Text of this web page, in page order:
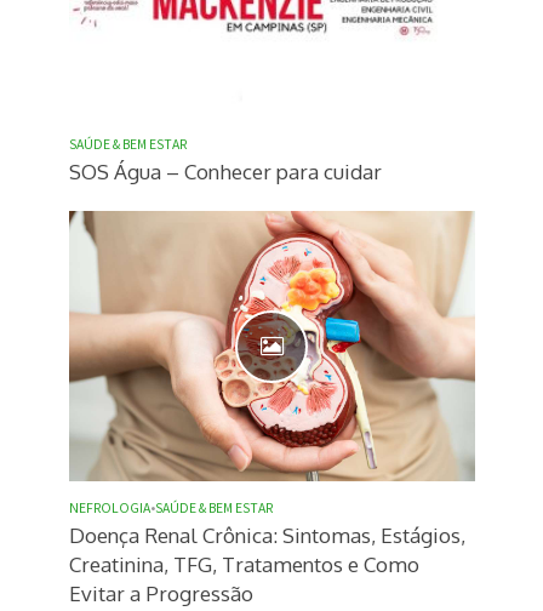
SAÚDE & BEM ESTAR
SOS Água – Conhecer para cuidar
NEFROLOGIA•SAÚDE & BEM ESTAR
Doença Renal Crônica: Sintomas, Estágios,
Creatinina, TFG, Tratamentos e Como
Evitar a Progressão